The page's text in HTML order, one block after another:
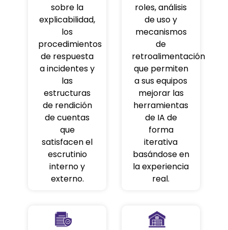
sobre la
explicabilidad,
los
procedimientos
de respuesta
a incidentes y
las
estructuras
de rendición
de cuentas
que
satisfacen el
escrutinio
interno y
externo.
roles, análisis
de uso y
mecanismos
de
retroalimentación
que permiten
a sus equipos
mejorar las
herramientas
de IA de
forma
iterativa
basándose en
la experiencia
real.